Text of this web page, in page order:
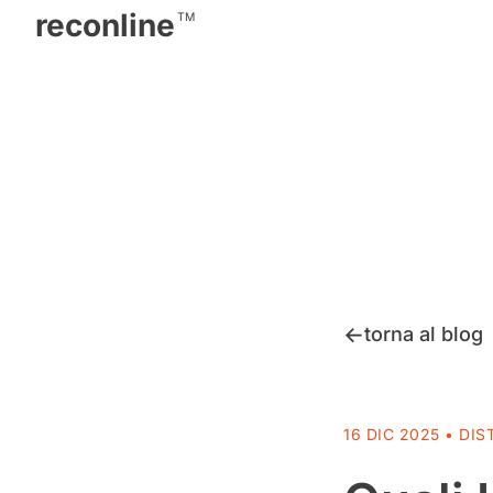
reconline TM
torna al blog
16 DIC 2025 •